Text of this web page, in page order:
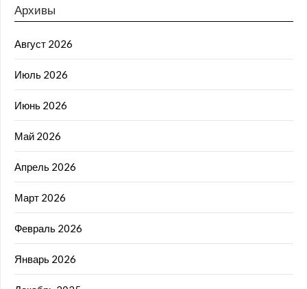
Архивы
Август 2026
Июль 2026
Июнь 2026
Май 2026
Апрель 2026
Март 2026
Февраль 2026
Январь 2026